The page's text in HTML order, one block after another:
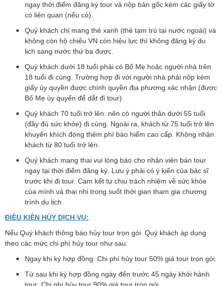
ngay thời điểm đăng ký tour và nộp bản gốc kèm các giấy tờ
có liên quan (nếu có).
Quý khách chỉ mang thẻ xanh (thẻ tạm trú tại nước ngoài) và
không còn hộ chiếu VN còn hiệu lực thì không đăng ký du
lịch sang nước thứ ba được.
Quý khách dưới 18 tuổi phải có Bố Mẹ hoặc người nhà trên
18 tuổi đi cùng. Trường hợp đi với người nhà phải nộp kèm
giấy ủy quyền được chính quyền địa phương xác nhận (được
Bố Mẹ ủy quyến để dắt đi tour)
Quý khách 70 tuổi trở lên: nên có người thân dưới 55 tuổi
(đầy đủ sức khỏe) đi cùng. Ngoài ra, khách từ 75 tuổi trở lên
khuyến khích đóng thêm phí bảo hiểm cao cấp. Không nhận
khách từ 80 tuổi trở lên.
Quý khách mang thai vui lòng báo cho nhân viên bán tour
ngay tại thời điểm đăng ký. Lưu ý phải có ý kiến của bác sĩ
trước khi đi tour. Cam kết tự chịu trách nhiệm về sức khỏe
của mình và thai nhi trong suốt thời gian tham gia chương
trình du lịch.
ĐIỀU KIỆN HỦY DỊCH VỤ:
Nếu Quý khách thông báo hủy tour trọn gói. Quý khách áp dụng
theo các mức chi phí hủy tour như sau:
Ngay khi ký hợp đồng: Chi phí hủy tour 50% giá tour trọn gói.
Từ sau khi ký hợp đồng ngày đến trước 45 ngày khởi hành